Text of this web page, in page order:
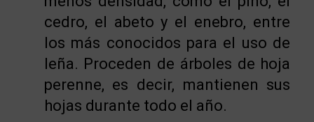
cedro, el abeto y el enebro, entre
los más conocidos para el uso de
leña. Proceden de árboles de hoja
perenne, es decir, mantienen sus
hojas durante todo el año.